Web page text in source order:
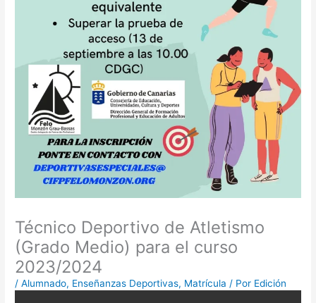
Técnico Deportivo de Atletismo
(Grado Medio) para el curso
2023/2024
/Alumnado, Enseñanzas Deportivas, Matrícula / Por Edición